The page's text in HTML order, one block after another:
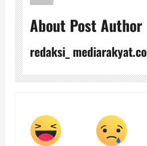
About Post Author
redaksi_ mediarakyat.co